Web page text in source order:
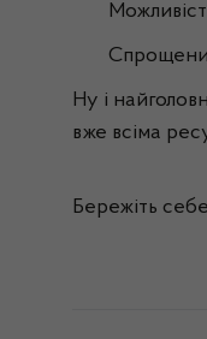
Ну і
вже всіма
Бережіть